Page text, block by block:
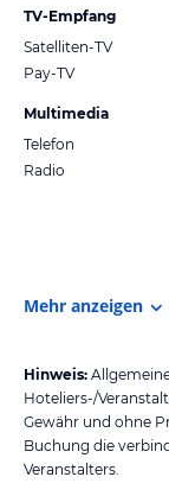
TV-Empfang
Satelliten-TV
Pay-TV
Multimedia
Telefon
Radio
Mehr anzeigen
Hinweis:
Hoteliers-/
Gewähr und ohne
Buchung die
Veranstalters.